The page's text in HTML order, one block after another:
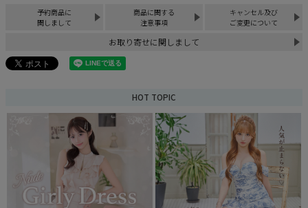
予約商品に
関しまして
商品に関する
注意事項
キャンセル及び
ご変更について
お取り寄せに関しまして
HOT TOPIC